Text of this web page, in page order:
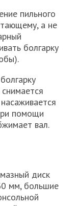
пильного
а не
болгарку
помощи
вал.
диск
мм, большие